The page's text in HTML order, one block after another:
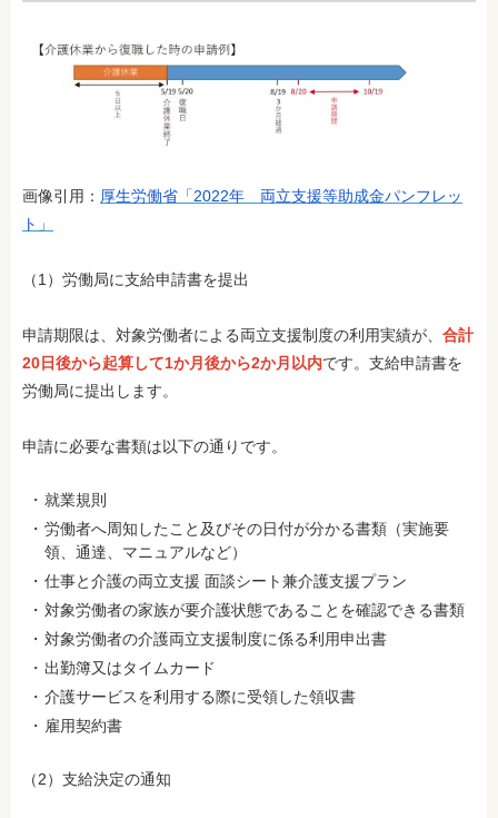
画像引用： 厚生労働省「2022年 両立支援等助成金パンフレッ
ト」
（1）労働局に支給申請書を提出
申請期限は、対象労働者による両立支援制度の利用実績が、 合計
20日後から起算して1か月後から2か月以内です。支給申請書を
労働局に提出します。
申請に必要な書類は以下の通りです。
就業規則
労働者へ周知したこと及びその日付が分かる書類（実施要
領、通達、マニュアルなど）
仕事と介護の両立支援 面談シート兼介護支援プラン
対象労働者の家族が要介護状態であることを確認できる書類
対象労働者の介護両立支援制度に係る利用申出書
出勤簿又はタイムカード
介護サービスを利用する際に受領した領収書
雇用契約書
（2）支給決定の通知